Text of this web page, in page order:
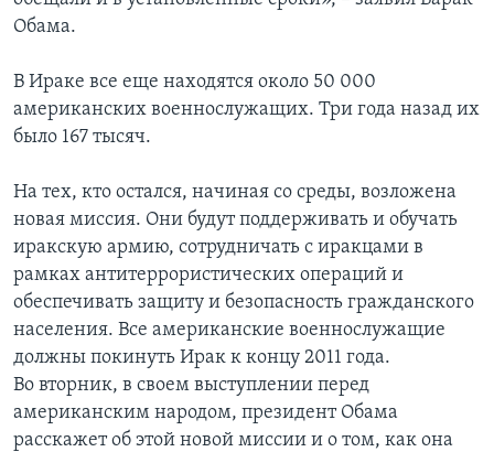
Обама.
В Ираке все еще находятся около 50 000
американских военнослужащих. Три года назад их
было 167 тысяч.
На тех, кто остался, начиная со среды, возложена
новая миссия. Они будут поддерживать и обучать
иракскую армию, сотрудничать с иракцами в
рамках антитеррористических операций и
обеспечивать защиту и безопасность гражданского
населения. Все американские военнослужащие
должны покинуть Ирак к концу 2011 года.
Во вторник, в своем выступлении перед
американским народом, президент Обама
расскажет об этой новой миссии и о том, как она